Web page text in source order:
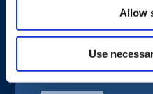
Allow
Use